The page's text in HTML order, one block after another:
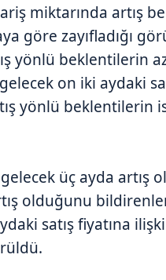
miktarında artış
göre zayıfladığı
yönlü beklentilerin
on iki aydaki
yönlü beklentilerin
üç ayda artış
olduğunu
satış fiyatına